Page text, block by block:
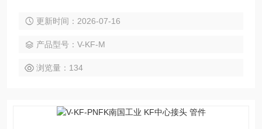
ring Ring）：带 O 圈，对中 + 密封O 形圈：FKM（氟橡胶，
拧蝶形螺母，夹紧密封
更新时间：2026-07-16
产品型号：V-KF-M
浏览量：134